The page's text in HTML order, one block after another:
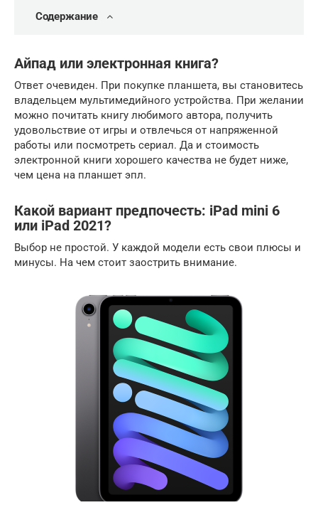
Содержание
Айпад или электронная книга?
Ответ очевиден. При покупке планшета, вы становитесь
владельцем мультимедийного устройства. При желании
можно почитать книгу любимого автора, получить
удовольствие от игры и отвлечься от напряженной
работы или посмотреть сериал. Да и стоимость
электронной книги хорошего качества не будет ниже,
чем цена на планшет эпл.
Какой вариант предпочесть: iPad mini 6
или iPad 2021?
Выбор не простой. У каждой модели есть свои плюсы и
минусы. На чем стоит заострить внимание.